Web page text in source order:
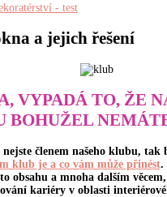
- test
a jejich řešení
VYPADÁ TO, ŽE
BOHUŽEL
členem našeho klubu, tak
klub je a co vám může přinést.
obsahu a mnoha dalším
kariéry v oblasti